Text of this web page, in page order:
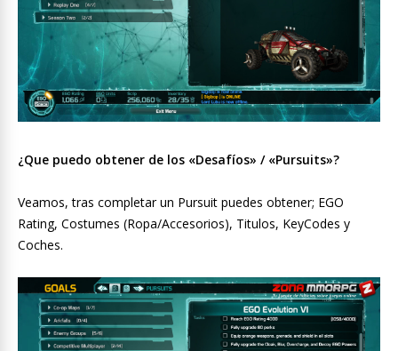
¿Que puedo obtener de los «Desafíos» / «Pursuits»?
Veamos, tras completar un Pursuit puedes obtener; EGO
Rating, Costumes (Ropa/Accesorios), Titulos, KeyCodes y
Coches.